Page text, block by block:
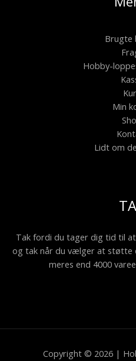
Brugte
Hobby-
Min
Lidt om
Tak fordi du tager dig tid til
og tak når du vælger at støtte
meres end 4000
Copyright © 2026 |